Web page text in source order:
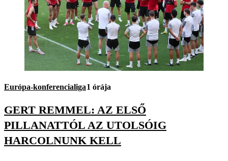
Európa-konferencialiga1 órája
GERT REMMEL: AZ ELSŐ
PILLANATTÓL AZ UTOLSÓIG
HARCOLNUNK KELL